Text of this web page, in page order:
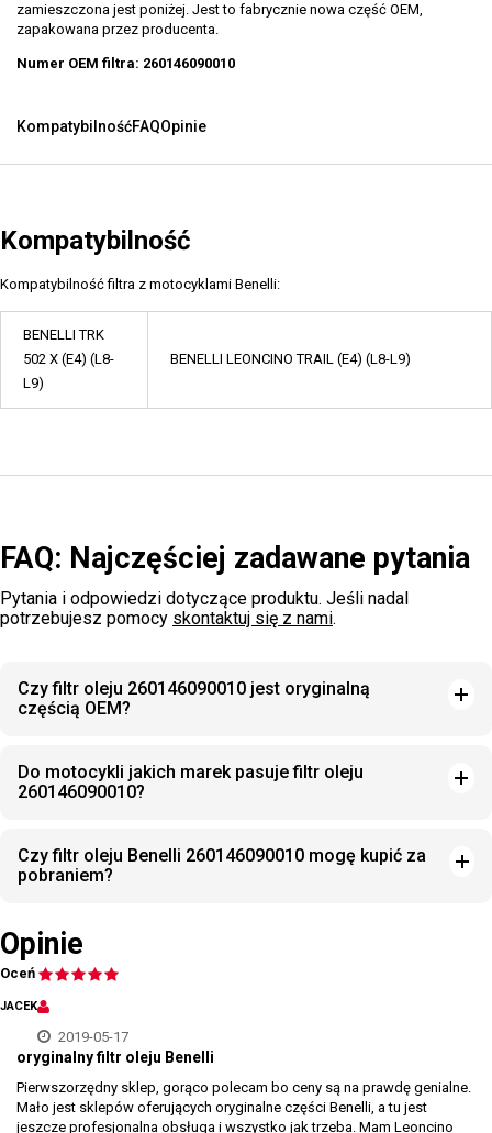
zamieszczona jest poniżej. Jest to fabrycznie nowa część OEM,
zapakowana przez producenta.
Numer OEM filtra: 260146090010
KompatybilnośćFAQOpinie
Kompatybilność
Kompatybilność filtra z motocyklami Benelli:
BENELLI TRK
502 X (E4) (L8-
L9)
BENELLI LEONCINO TRAIL (E4) (L8-L9)
FAQ: Najczęściej zadawane pytania
Pytania i odpowiedzi dotyczące produktu. Jeśli nadal
potrzebujesz pomocy skontaktuj się z nami.
Czy filtr oleju 260146090010 jest oryginalną
częścią OEM?
Do motocykli jakich marek pasuje filtr oleju
260146090010?
Czy filtr oleju Benelli 260146090010 mogę kupić za
pobraniem?
Opinie
Oceń
JACEK
2019-05-17
oryginalny filtr oleju Benelli
Pierwszorzędny sklep, gorąco polecam bo ceny są na prawdę genialne.
Mało jest sklepów oferujących oryginalne części Benelli, a tu jest
jeszcze profesjonalna obsługa i wszystko jak trzeba. Mam Leoncino